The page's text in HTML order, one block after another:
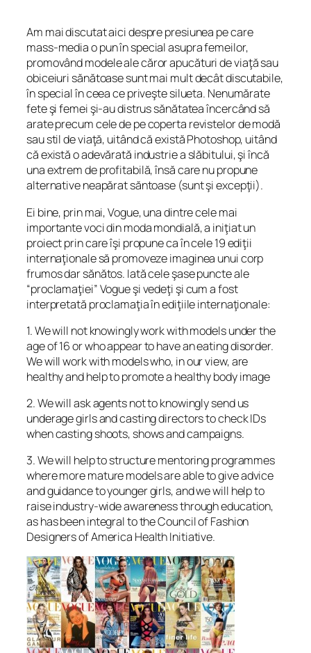
Am mai discutat aici despre presiunea pe care
mass-media o pun în special asupra femeilor,
promovând modele ale căror apucături de viaţă sau
obiceiuri sănătoase sunt mai mult decât discutabile,
în special în ceea ce priveşte silueta. Nenumărate
fete şi femei şi-au distrus sănătatea încercând să
arate precum cele de pe coperta revistelor de modă
sau stil de viaţă, uitând că există Photoshop, uitând
că există o adevărată industrie a slăbitului, şi încă
una extrem de profitabilă, însă care nu propune
alternative neapărat săntoase (sunt şi excepţii).
Ei bine, prin mai, Vogue, una dintre cele mai
importante voci din moda mondială, a iniţiat un
proiect prin care îşi propune ca în cele 19 ediţii
internaţionale să promoveze imaginea unui corp
frumos dar sănătos. Iată cele şase puncte ale
“proclamaţiei” Vogue şi vedeţi şi cum a fost
interpretată proclamaţia în ediţiile internaţionale:
1. We will not knowingly work with models under the
age of 16 or who appear to have an eating disorder.
We will work with models who, in our view, are
healthy and help to promote a healthy body image
2. We will ask agents not to knowingly send us
underage girls and casting directors to check IDs
when casting shoots, shows and campaigns.
3. We will help to structure mentoring programmes
where more mature models are able to give advice
and guidance to younger girls, and we will help to
raise industry-wide awareness through education,
as has been integral to the Council of Fashion
Designers of America Health Initiative.